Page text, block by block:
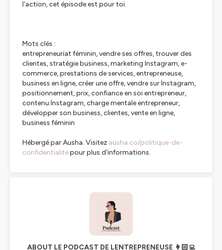
l'action, cet épisode est pour toi.
Mots clés :
entrepreneuriat féminin, vendre ses offres, trouver des
clientes, stratégie business, marketing Instagram, e-
commerce, prestations de services, entrepreneuse,
business en ligne, créer une offre, vendre sur Instagram,
positionnement, prix, confiance en soi entrepreneur,
contenu Instagram, charge mentale entrepreneur,
développer son business, clientes, vente en ligne,
business féminin
Hébergé par Ausha. Visitez ausha.co/politique-de-
confidentialitepour plus d'informations.
ABOUT LE PODCAST DE LENTREPRENEUSE 👩🏻‍💻